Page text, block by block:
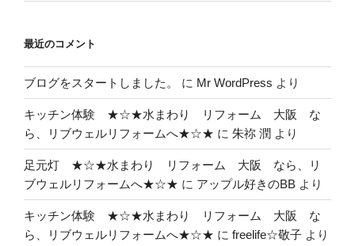
最近のコメント
ブログをスタートしました。 に Mr WordPress より
キッチン体験 ★☆★水まわり リフォーム 大阪 な
ら、リブウェルリフォームへ★☆★ に 朱祢 潤 より
足元灯 ★☆★水まわり リフォーム 大阪 なら、リ
ブウェルリフォームへ★☆★ に アップル好きのBB より
キッチン体験 ★☆★水まわり リフォーム 大阪 な
ら、リブウェルリフォームへ★☆★ に freelife☆敬子 より